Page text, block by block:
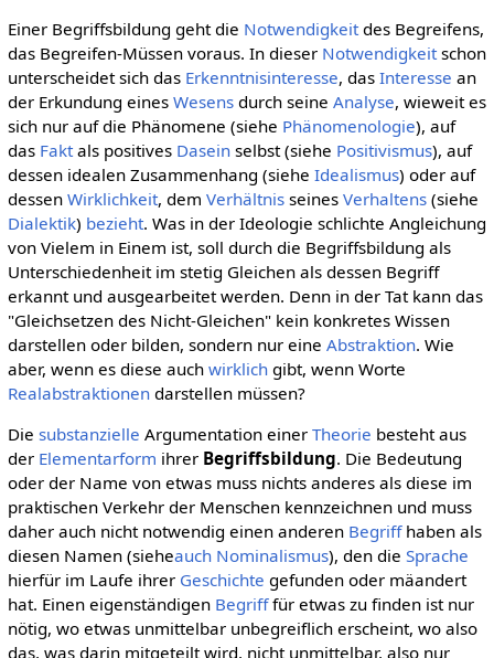
Einer Begriffsbildung geht die Notwendigkeitdes Begreifens,
das Begreifen-Müssen voraus. In dieser Notwendigkeitschon
unterscheidet sich das Erkenntnisinteresse, das Interesse an
der Erkundung eines Wesensdurch seine Analyse, wieweit es
sich nur auf die Phänomene (siehe Phänomenologie), auf
das Faktals positives Daseinselbst (siehe Positivismus), auf
dessen idealen Zusammenhang (siehe Idealismus) oder auf
dessen Wirklichkeit, dem Verhältnisseines Verhaltens(siehe
Dialektik) bezieht. Was in der Ideologie schlichte Angleichung
von Vielem in Einem ist, soll durch die Begriffsbildung als
Unterschiedenheit im stetig Gleichen als dessen Begriff
erkannt und ausgearbeitet werden. Denn in der Tat kann das
"Gleichsetzen des Nicht-Gleichen" kein konkretes Wissen
darstellen oder bilden, sondern nur eine Abstraktion. Wie
aber, wenn es diese auch wirklichgibt, wenn Worte
Realabstraktionendarstellen müssen?
Die substanzielle Argumentation einer Theorie besteht aus
der Elementarform ihrer Begriffsbildung. Die Bedeutung
oder der Name von etwas muss nichts anderes als diese im
praktischen Verkehr der Menschen kennzeichnen und muss
daher auch nicht notwendig einen anderen Begriffhaben als
diesen Namen (sieheauch Nominalismus), den die Sprache
hierfür im Laufe ihrer Geschichte gefunden oder mäandert
hat. Einen eigenständigen Begrifffür etwas zu finden ist nur
nötig, wo etwas unmittelbar unbegreiflich erscheint, wo also
das, was darin mitgeteilt wird, nicht unmittelbar, also nur